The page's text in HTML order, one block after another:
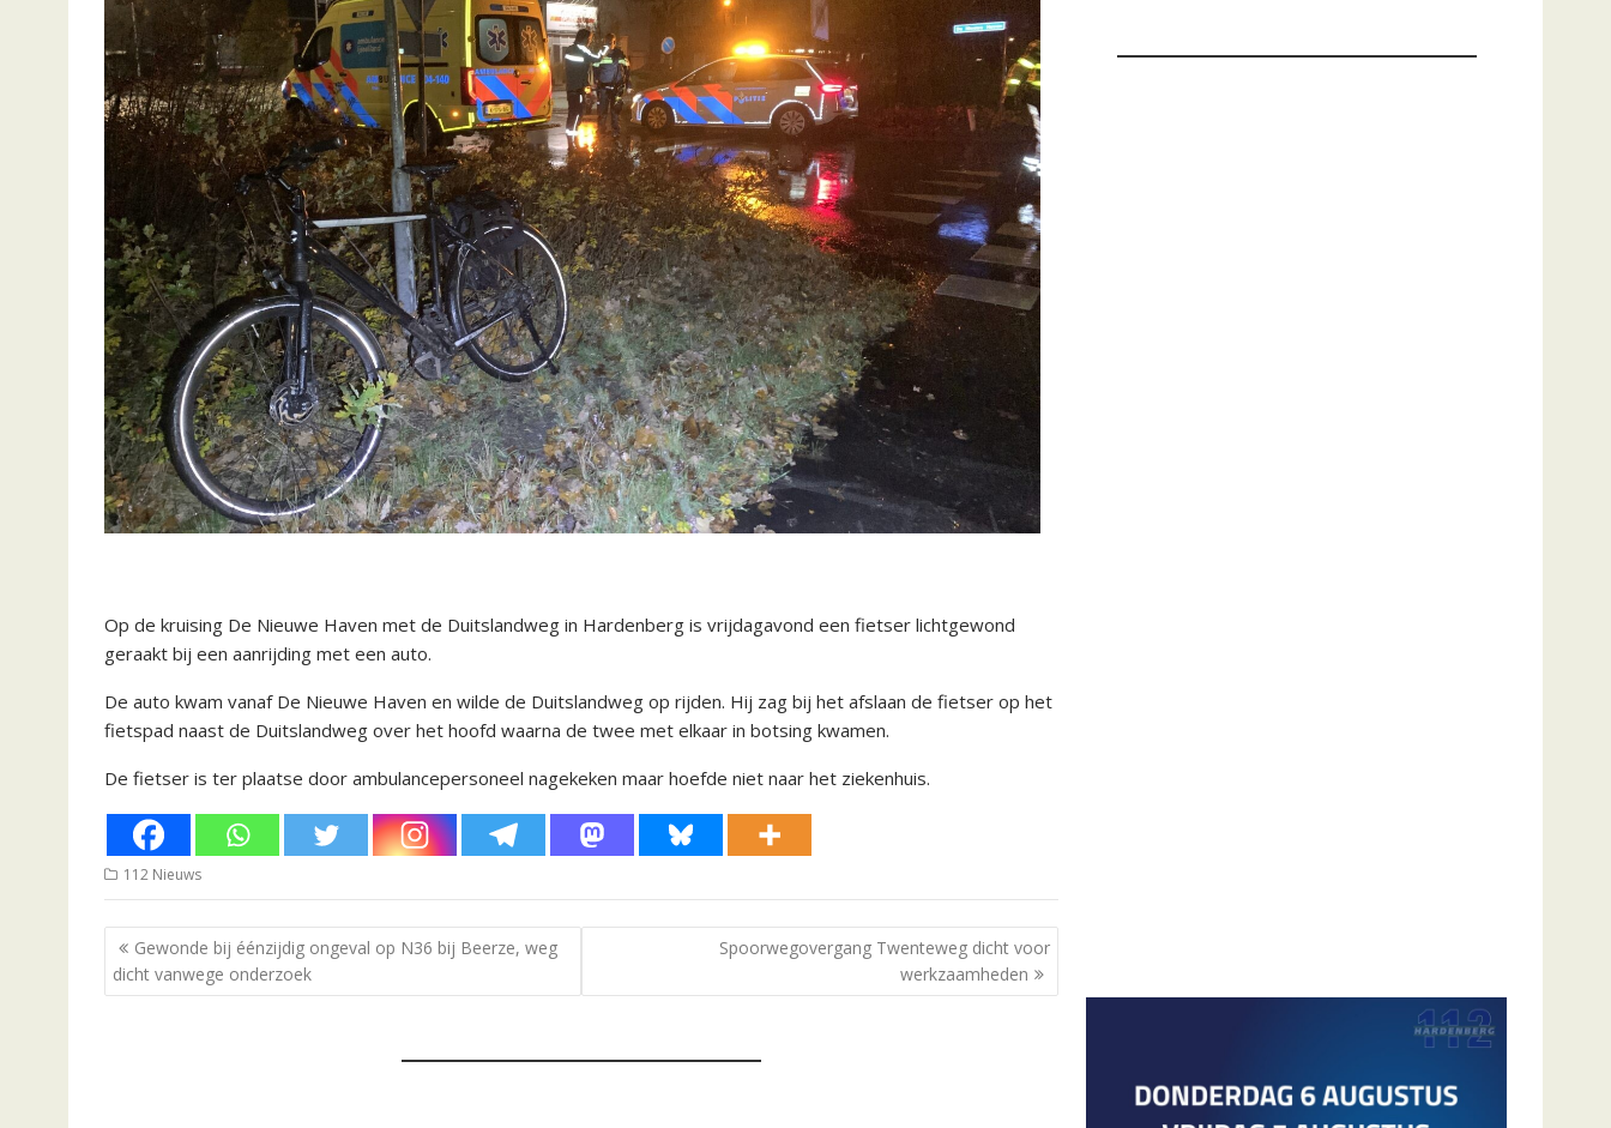
Op de kruising De Nieuwe Haven met de Duitslandweg in Hardenberg is vrijdagavond een fietser lichtgewond
geraakt bij een aanrijding met een auto.
De auto kwam vanaf De Nieuwe Haven en wilde de Duitslandweg op rijden. Hij zag bij het afslaan de fietser op het
fietspad naast de Duitslandweg over het hoofd waarna de twee met elkaar in botsing kwamen.
De fietser is ter plaatse door ambulancepersoneel nagekeken maar hoefde niet naar het ziekenhuis.
112 Nieuws
Bericht
navigatie
Gewonde bij éénzijdig ongeval op N36 bij Beerze, weg
dicht vanwege onderzoek
Spoorwegovergang Twenteweg dicht voor
werkzaamheden